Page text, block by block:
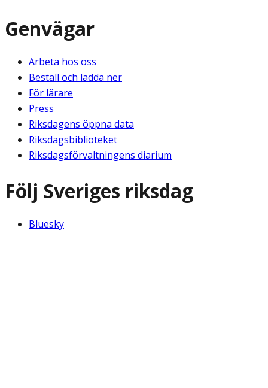
Genvägar
Arbeta hos oss
Beställ och ladda ner
För lärare
Press
Riksdagens öppna data
Riksdagsbiblioteket
Riksdagsförvaltningens diarium
Följ Sveriges riksdag
Bluesky